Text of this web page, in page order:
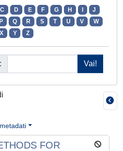
C D E F G H
J
P Q R S T U V
W
X
Y Z
FOR